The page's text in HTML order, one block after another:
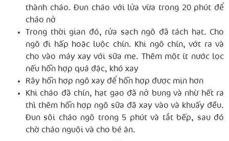
thành cháo. Đun cháo với lửa vừa trong 20 phút để
cháo nở
Trong thời gian đó, rửa sạch ngô đã tách hạt. Cho
ngô đi hấp hoặc luộc chín. Khi ngô chín, vớt ra và
cho vào máy xay với sữa mẹ. Thêm một ít nước lọc
nếu hỗn hợp quá đặc, khó xay
Rây hỗn hợp ngô xay để hỗn hợp được mịn hơn
Khi cháo đã chín, hạt gạo đã nở bung và nhừ hết ra
thì thêm hỗn hợp ngô sữa đã xay vào và khuấy đều.
Đun sôi cháo ngô trong 5 phút và tắt bếp, sau đó
chờ cháo nguội và cho bé ăn.